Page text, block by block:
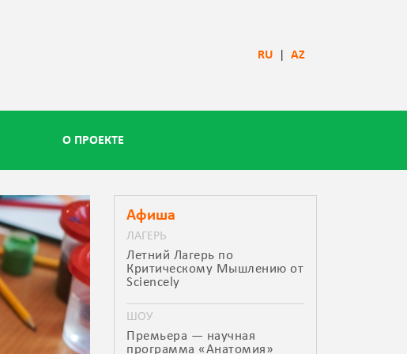
RU| AZ
О ПРОЕКТЕ
Афиша
ЛАГЕРЬ
Летний Лагерь по
Критическому Мышлению от
Sciencely
ШОУ
Премьера — научная
программа «Анатомия»